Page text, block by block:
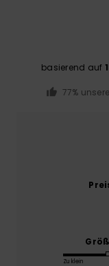
basierend auf
77%
Zu klein